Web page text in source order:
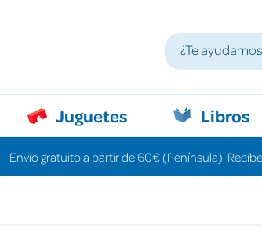
Juguetes Libros
Envío gratuito a partir de 60€ (Península).